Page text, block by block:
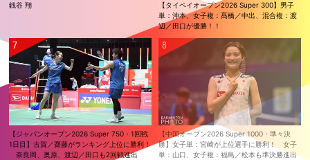
銭谷 翔
【タイペイオープン2026 Super 300】男子
単：沖本、女子複：髙橋／中出、混合複：渡
辺／田口が優勝！！
【ジャパンオープン2026 Super 750・1回戦
1日目】古賀／齋藤がランキング上位に勝利！
奈良岡、奥原、渡辺／田口も2回戦進出
【中国オープン2026 Super 1000・準々決
勝】女子単：宮崎が上位選手に勝利！ 女子
単：山口、女子複：福島／松本も準決勝進出